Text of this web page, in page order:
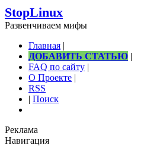
StopLinux
Развенчиваем мифы
Главная |
ДОБАВИТЬ СТАТЬЮ |
FAQ по сайту |
О Проекте |
RSS
| Поиск
Реклама
Навигация